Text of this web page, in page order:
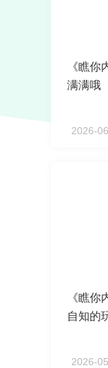
《瞧你
满满哦
2026-
《瞧你
自知的
2026-